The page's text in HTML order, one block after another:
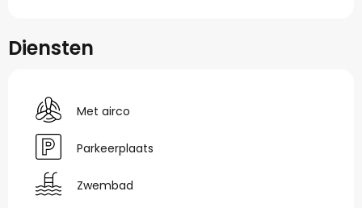
Diensten
Met airco
Parkeerplaats
Zwembad